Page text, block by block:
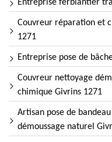
Entreprise ferblantier
Couvreur réparation et
1271
Entreprise pose de
Couvreur nettoyage
chimique Givrins 1271
Artisan pose de
démoussage naturel